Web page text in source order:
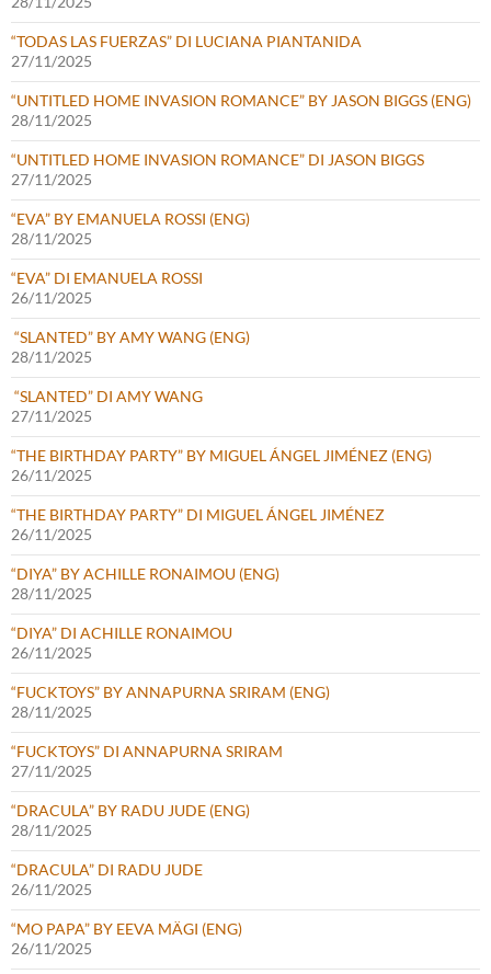
“TODAS LAS FUERZAS” DI LUCIANA PIANTANIDA
27/11/2025
“UNTITLED HOME INVASION ROMANCE” BY JASON BIGGS (ENG)
28/11/2025
“UNTITLED HOME INVASION ROMANCE” DI JASON BIGGS
27/11/2025
“EVA” BY EMANUELA ROSSI (ENG)
28/11/2025
“EVA” DI EMANUELA ROSSI
26/11/2025
“SLANTED” BY AMY WANG (ENG)
28/11/2025
“SLANTED” DI AMY WANG
27/11/2025
“THE BIRTHDAY PARTY” BY MIGUEL ÁNGEL JIMÉNEZ (ENG)
26/11/2025
“THE BIRTHDAY PARTY” DI MIGUEL ÁNGEL JIMÉNEZ
26/11/2025
“DIYA” BY ACHILLE RONAIMOU (ENG)
28/11/2025
“DIYA” DI ACHILLE RONAIMOU
26/11/2025
“FUCKTOYS” BY ANNAPURNA SRIRAM (ENG)
28/11/2025
“FUCKTOYS” DI ANNAPURNA SRIRAM
27/11/2025
“DRACULA” BY RADU JUDE (ENG)
28/11/2025
“DRACULA” DI RADU JUDE
26/11/2025
“MO PAPA” BY EEVA MÄGI (ENG)
26/11/2025